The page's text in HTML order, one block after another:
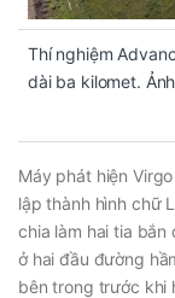
Thí nghiệm
dài ba kilomet.
Máy phát hiện
lập thành hình chữ
chia làm hai tia
ở hai đầu đường
bên trong trước khi